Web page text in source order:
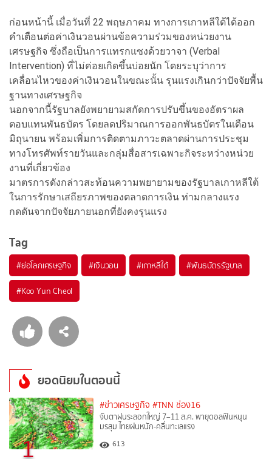
ก่อนหน้านี้ เมื่อวันที่ 22 พฤษภาคม ทางการเกาหลีใต้ได้ออก
คำเตือนต่อค่าเงินวอนผ่านข้อความร่วมของหน่วยงาน
เศรษฐกิจ ซึ่งถือเป็นการแทรกแซงด้วยวาจา (Verbal
Intervention) ที่ไม่ค่อยเกิดขึ้นบ่อยนัก โดยระบุว่าการ
เคลื่อนไหวของค่าเงินวอนในขณะนั้น รุนแรงเกินกว่าปัจจัยพื้น
ฐานทางเศรษฐกิจ
นอกจากนี้รัฐบาลยังพยายามสกัดการปรับขึ้นของอัตราผล
ตอบแทนพันธบัตร โดยลดปริมาณการออกพันธบัตรในเดือน
มิถุนายน พร้อมเพิ่มการติดตามภาวะตลาดผ่านการประชุม
ทางโทรศัพท์รายวันและกลุ่มสื่อสารเฉพาะกิจระหว่างหน่วย
งานที่เกี่ยวข้อง
มาตรการดังกล่าวสะท้อนความพยายามของรัฐบาลเกาหลีใต้
ในการรักษาเสถียรภาพของตลาดการเงิน ท่ามกลางแรง
กดดันจากปัจจัยภายนอกที่ยังคงรุนแรง
Tag
#ย่อโลกเศรษฐกิจ #เงินวอน #เกาหลีใต้ #พันธบัตรรัฐบาล
#Koo Yun Cheol
ยอดนิยมในตอนนี้
1
#ข่าวเศรษฐกิจ #TNN ช่อง16
จับตาฝนระลอกใหญ่ 7–11 ส.ค. พายุดอลฟินหนุน
มรสุม ไทยฝนหนัก-คลื่นทะเลแรง
613